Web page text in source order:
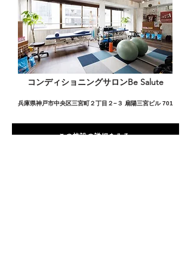
コンディショニングサロンBe Salute
兵庫県神戸市中央区三宮町２丁目２−３ 扇陽三宮ビル 701
この施設の詳細をみる